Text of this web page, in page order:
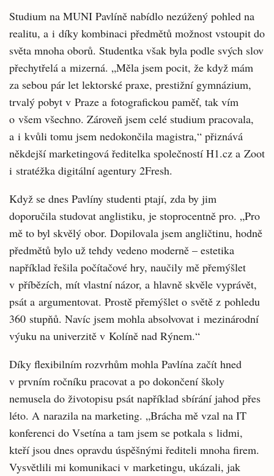
Studium na MUNI Pavlíně nabídlo nezúžený pohled na
realitu, a i díky kombinaci předmětů možnost vstoupit do
světa mnoha oborů. Studentka však byla podle svých slov
přechytřelá a mizerná. „Měla jsem pocit, že když mám
za sebou pár let lektorské praxe, prestižní gymnázium,
trvalý pobyt v Praze a fotografickou paměť, tak vím
o všem všechno. Zároveň jsem celé studium pracovala,
a i kvůli tomu jsem nedokončila magistra,“ přiznává
někdejší marketingová ředitelka společností H1.cz a Zoot
i stratéžka digitální agentury 2Fresh.
Když se dnes Pavlíny studenti ptají, zda by jim
doporučila studovat anglistiku, je stoprocentně pro. „Pro
mě to byl skvělý obor. Dopilovala jsem angličtinu, hodně
předmětů bylo už tehdy vedeno moderně – estetika
například řešila počítačové hry, naučily mě přemýšlet
v příbězích, mít vlastní názor, a hlavně skvěle vyprávět,
psát a argumentovat. Prostě přemýšlet o světě z pohledu
360 stupňů. Navíc jsem mohla absolvovat i mezinárodní
výuku na univerzitě v Kolíně nad Rýnem.“
Díky flexibilním rozvrhům mohla Pavlína začít hned
v prvním ročníku pracovat a po dokončení školy
nemusela do životopisu psát například sbírání jahod přes
léto. A narazila na marketing. „Brácha mě vzal na IT
konferenci do Vsetína a tam jsem se potkala s lidmi,
kteří jsou dnes opravdu úspěšnými řediteli mnoha firem.
Vysvětlili mi komunikaci v marketingu, ukázali, jak